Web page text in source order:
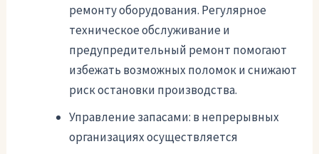
ремонту оборудования. Регулярное
техническое обслуживание и
предупредительный ремонт помогают
избежать возможных поломок и снижают
риск остановки производства.
Управление запасами: в непрерывных
организациях осуществляется